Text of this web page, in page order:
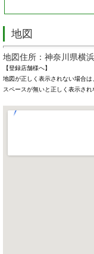
地図
地図住所：神奈川県横
【登録店舗様へ】
地図が正しく表示されない場合
スペースが無いと正しく表示さ